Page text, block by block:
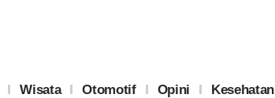
Wisata Otomotif Opini Kesehatan